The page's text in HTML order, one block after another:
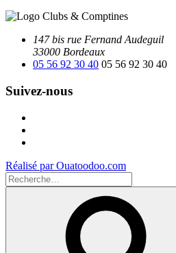
147 bis rue Fernand Audeguil
33000 Bordeaux
05 56 92 30 40 05 56 92 30 40
Suivez-nous
Réalisé par Ouatoodoo.com
Recherche
pour